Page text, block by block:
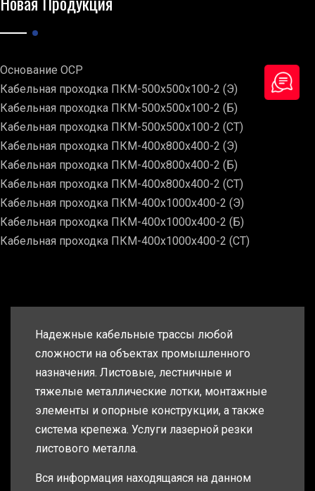
Основание ОСР
Кабельная проходка ПКМ-500х500х100-2 (Э)
Кабельная проходка ПКМ-500х500х100-2 (Б)
Кабельная проходка ПКМ-500х500х100-2 (СТ)
Кабельная проходка ПКМ-400х800х400-2 (Э)
Кабельная проходка ПКМ-400х800х400-2 (Б)
Кабельная проходка ПКМ-400х800х400-2 (СТ)
Кабельная проходка ПКМ-400х1000х400-2 (Э)
Кабельная проходка ПКМ-400х1000х400-2 (Б)
Кабельная проходка ПКМ-400х1000х400-2 (СТ)
Надежные кабельные трассы любой
сложности на объектах промышленного
назначения. Листовые, лестничные и
тяжелые металлические лотки, монтажные
элементы и опорные конструкции, а также
система крепежа. Услуги лазерной резки
листового металла.
Вся информация находящаяся на данном